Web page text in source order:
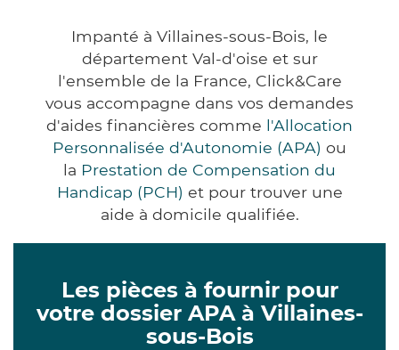
Impanté à Villaines-sous-Bois, le
département Val-d'oise et sur
l'ensemble de la France, Click&Care
vous accompagne dans vos demandes
d'aides financières comme l'Allocation
Personnalisée d'Autonomie (APA) ou
la Prestation de Compensation du
Handicap (PCH) et pour trouver une
aide à domicile qualifiée.
Les pièces à fournir pour
votre dossier APA à Villaines-
sous-Bois